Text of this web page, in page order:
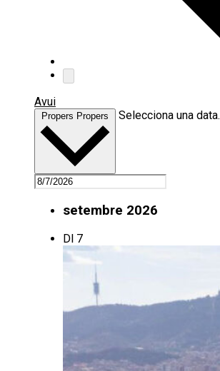
Avui
Propers Propers Selecciona una data.
setembre 2026
Dl 7